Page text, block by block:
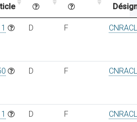
D F CNRACL
D F CNRACL
D F CNRACL